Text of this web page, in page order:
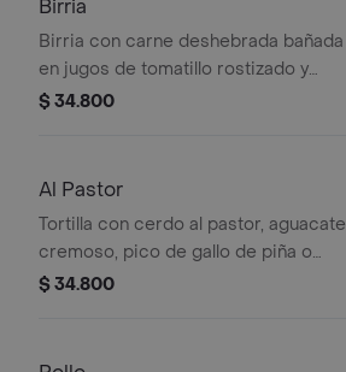
Birria
Birria con carne deshebrada bañada
en jugos de tomatillo rostizado y
chiles anchos, acompañada de pico
$ 34.800
Al Pastor
Tortilla con cerdo al pastor, aguacate
cremoso, pico de gallo de piña o
jalapeño y cilantro.
$ 34.800